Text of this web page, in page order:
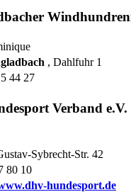
, Dahlfuhr 1
44 27
Verband e.V.
Sybrecht-Str. 42
80 10
hundesport.de